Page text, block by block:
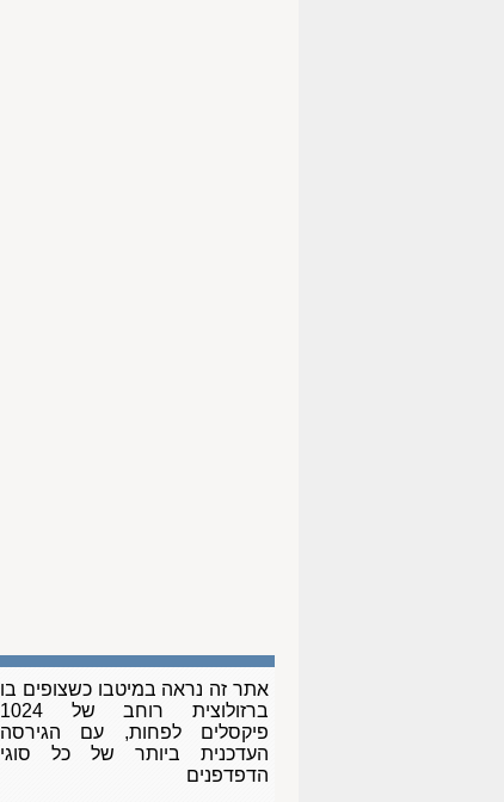
אתר זה נראה במיטבו כשצופים בו
ברזולוצית רוחב של 1024
פיקסלים לפחות, עם הגירסה
העדכנית ביותר של כל סוגי
הדפדפנים